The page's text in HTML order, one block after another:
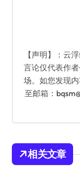
【声明】：云
言论仅代表作
场。如您发现
至邮箱：
相关文章